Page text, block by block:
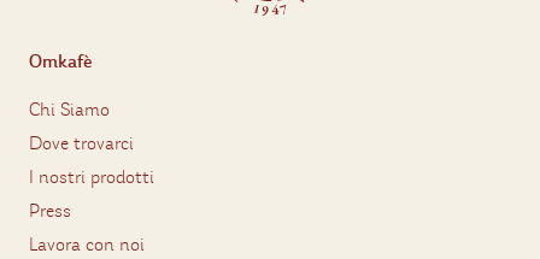
Omkafè
Chi Siamo
Dove trovarci
I nostri prodotti
Press
Lavora con noi